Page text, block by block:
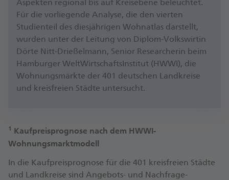
Aspekten regional bis auf Kreisebene beleuchtet.
Für die vorliegende Analyse, die den vierten
Studienteil des diesjährigen Wohnatlas darstellt,
wurden unter der Leitung von Diplom-Volkswirtin
Dörte Nitt-Drießelmann, Senior Researcherin beim
Hamburger WeltWirtschaftsInstitut (HWWI), die
Wohnungsmärkte der 401 deutschen Landkreise
und kreisfreien Städte untersucht.
1 Kaufpreisprognose nach dem HWWI-
Wohnungsmarktmodell
In die Kaufpreis­prognose für die 401 kreisfreien Städte
und Land­kreise sind Angebots- und Nachfrage­